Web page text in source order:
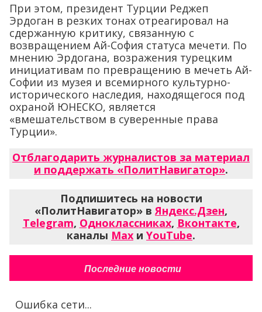
При этом, президент Турции Реджеп
Эрдоган в резких тонах отреагировал на
сдержанную критику, связанную с
возвращением Ай-София статуса мечети. По
мнению Эрдогана, возражения турецким
инициативам по превращению в мечеть Ай-
Софии из музея и всемирного культурно-
исторического наследия, находящегося под
охраной ЮНЕСКО, является
«вмешательством в суверенные права
Турции».
Отблагодарить журналистов за материал
и поддержать «ПолитНавигатор».
Подпишитесь на новости
«ПолитНавигатор» вЯндекс.Дзен,
Telegram, Одноклассниках, Вконтакте,
каналы Max и YouTube.
Последние новости
Ошибка сети...